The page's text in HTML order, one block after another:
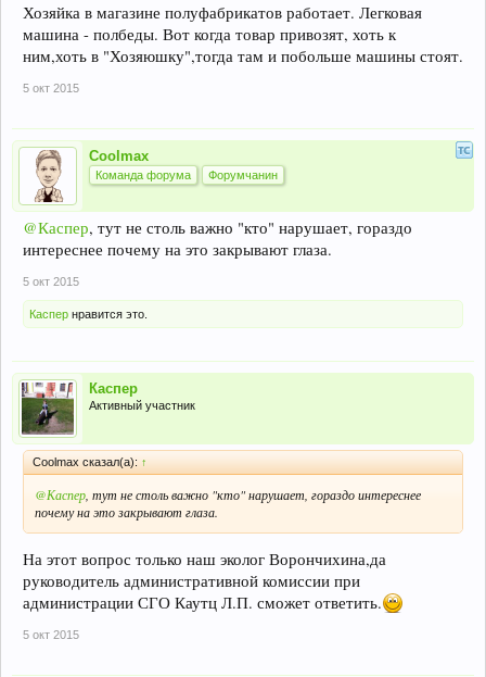
Хозяйка в магазине полуфабрикатов работает. Легковая
машина - полбеды. Вот когда товар привозят, хоть к
ним,хоть в "Хозяюшку",тогда там и побольше машины стоят.
5 окт 2015
Coolmax
Команда форума Форумчанин
@Каспер, тут не столь важно "кто" нарушает, гораздо
интереснее почему на это закрывают глаза.
5 окт 2015
Каспер нравится это.
Каспер
Активный участник
Coolmax сказал(а): ↑
@Каспер , тут не столь важно "кто" нарушает, гораздо интереснее
почему на это закрывают глаза.
На этот вопрос только наш эколог Ворончихина,да
руководитель административной комиссии при
администрации СГО Каутц Л.П. сможет ответить.
5 окт 2015